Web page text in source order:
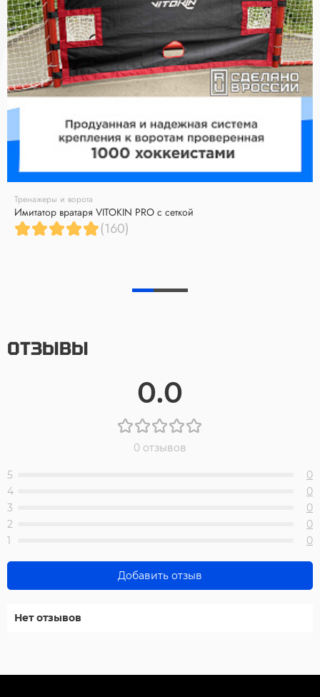
Тренажеры и ворота
Имитатор вратаря VITOKIN PRO с сеткой
(160)
ОТЗЫВЫ
0.0
0 отзывов
5
0
4
0
3
0
2
0
1
0
Добавить отзыв
Нет отзывов